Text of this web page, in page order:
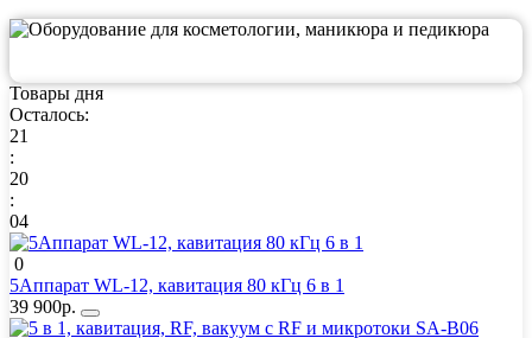
Товары дня
Осталось:
21
:
20
:
04
0
5Аппарат WL-12, кавитация 80 кГц 6 в 1
39 900р.